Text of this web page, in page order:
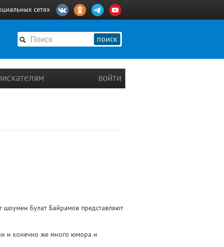
сетях
поиск
войти
шоумен Булат Байрамов представляют
и конечно же много юмора и